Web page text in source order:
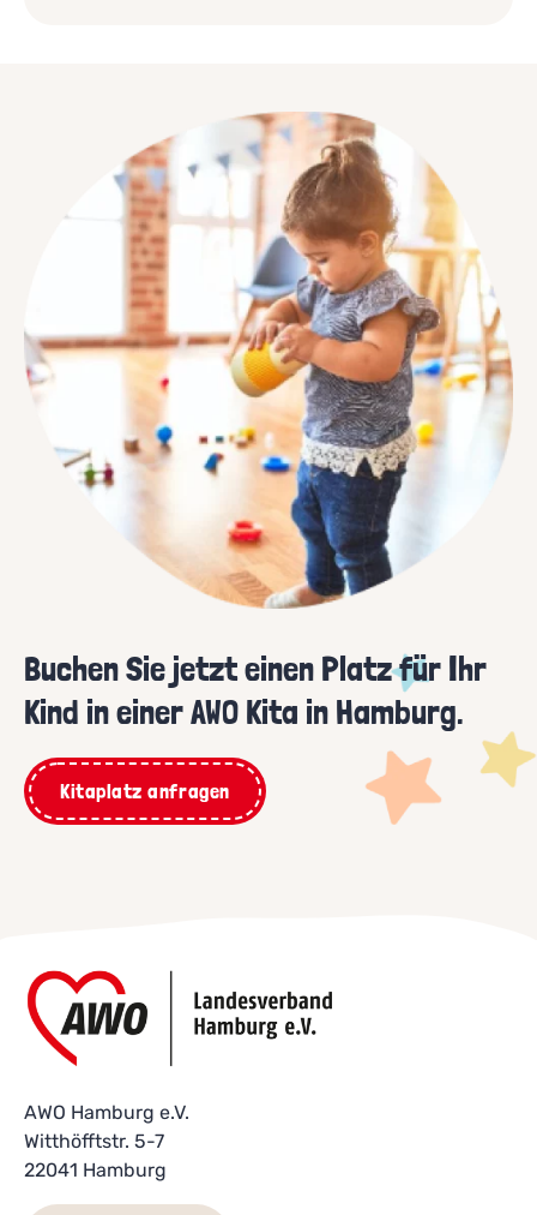
Buchen Sie jetzt einen Platz für Ihr
Kind in einer AWO Kita in Hamburg.
Kitaplatz anfragen
AWO Hamburg e.V.
Witthöfftstr. 5-7
22041 Hamburg